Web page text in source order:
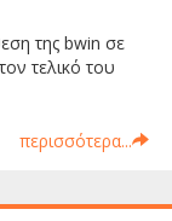
της bwin σε
τελικό του
περισσότερα...